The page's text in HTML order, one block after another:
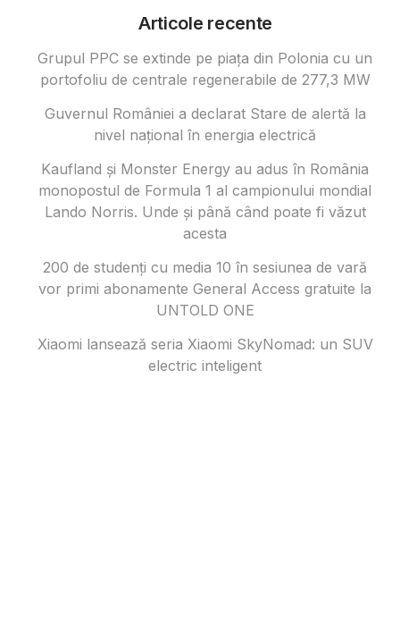
Articole recente
Grupul PPC se extinde pe piața din Polonia cu un
portofoliu de centrale regenerabile de 277,3 MW
Guvernul României a declarat Stare de alertă la
nivel național în energia electrică
Kaufland și Monster Energy au adus în România
monopostul de Formula 1 al campionului mondial
Lando Norris. Unde și până când poate fi văzut
acesta
200 de studenți cu media 10 în sesiunea de vară
vor primi abonamente General Access gratuite la
UNTOLD ONE
Xiaomi lansează seria Xiaomi SkyNomad: un SUV
electric inteligent